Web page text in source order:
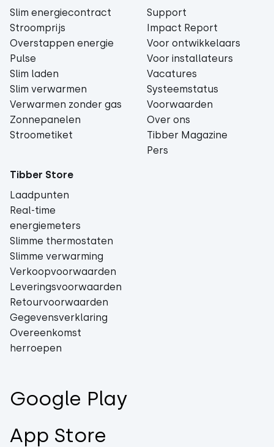
Slim energiecontract
Stroomprijs
Overstappen energie
Pulse
Slim laden
Slim verwarmen
Verwarmen zonder gas
Zonnepanelen
Stroometiket
Support
Impact Report
Voor ontwikkelaars
Voor installateurs
Vacatures
Systeemstatus
Voorwaarden
Over ons
Tibber Magazine
Pers
Tibber Store
Laadpunten
Real-time
energiemeters
Slimme thermostaten
Slimme verwarming
Verkoopvoorwaarden
Leveringsvoorwaarden
Retourvoorwaarden
Gegevensverklaring
Overeenkomst
herroepen
Google Play
App Store